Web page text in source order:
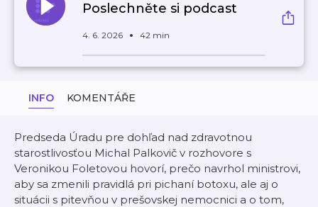
Poslechněte si podcast
4. 6. 2026 42 min
INFO KOMENTÁŘE
Predseda Úradu pre dohľad nad zdravotnou
starostlivosťou Michal Palkovič v rozhovore s
Veronikou Foletovou hovorí, prečo navrhol ministrovi,
aby sa zmenili pravidlá pri pichaní botoxu, ale aj o
situácii s pitevňou v prešovskej nemocnici a o tom,